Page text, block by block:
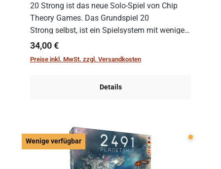
20 Strong ist das neue Solo-Spiel von Chip
Theory Games. Das Grundspiel 20
Strong selbst, ist ein Spielsystem mit wenigen,
einfachen Regeln. Um es zu spielen, muss es
immer mit einem Themenset ergänzt werden.
Regulärer Preis:
34,00 €
Preise inkl. MwSt. zzgl. Versandkosten
Details
Wenige verfügbar Wenige